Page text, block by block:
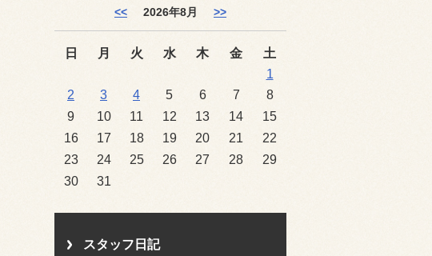
<< 2026年8月 >>
日 月 火 水 木 金
土
1
2
3 4 5 6 7
8
9
10 11 12 13 14
15
16
17 18 19 20 21
22
23
24 25 26 27 28
29
30
31
スタッフ日記